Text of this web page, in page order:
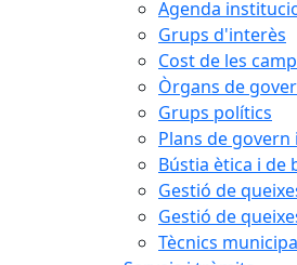
Agenda
Grups d'interès
Cost de les
Òrgans de
Grups polítics
Plans de
Bústia ètica i de
Gestió de
Gestió de
Tècnics